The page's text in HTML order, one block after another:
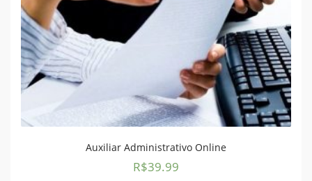
Auxiliar Administrativo Online
R$39.99